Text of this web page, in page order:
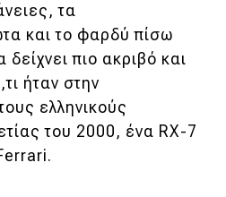
τα
και το φαρδύ πίσω
πιο ακριβό και
ήταν στην
ελληνικούς
του 2000, ένα RX-7